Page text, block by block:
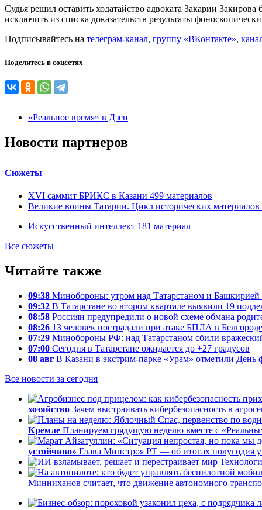
Судья решил оставить ходатайство адвоката Закарии
исключить из списка доказательств результаты
Подписывайтесь на телеграм-канал, группу «ВКонтакте»,
Поделитесь в соцсетях
«Реальное время» в Дзен
Новости партнеров
Сюжеты
XVI саммит БРИКС в Казани 499 материалов
Великие воины Татарии. Цикл исторических материалов
Искусственный интеллект 181 материал
Все сюжеты
Читайте также
09:38 Минобороны: утром над Татарстаном и Башкирией
09:32 В Татарстане во втором квартале выявили 19
08:58 Россиян предупредили о новой схеме обмана
08:26 13 человек пострадали при атаке БПЛА в Белгороде
07:29 Минобороны РФ: над Татарстаном сбили
07:00 Сегодня в Татарстане ожидается до +27 градусов
08 авг В Казани в экстрим-парке «Урам» отметили День
Все новости за сегодня
хозяйство Зачем выстраивать кибербезопасность в
Кремле Планируем грядущую неделю вместе с
устойчиво» Глава Минстроя РТ — об итогах полугодия
Минниханов считает, что движение автономного